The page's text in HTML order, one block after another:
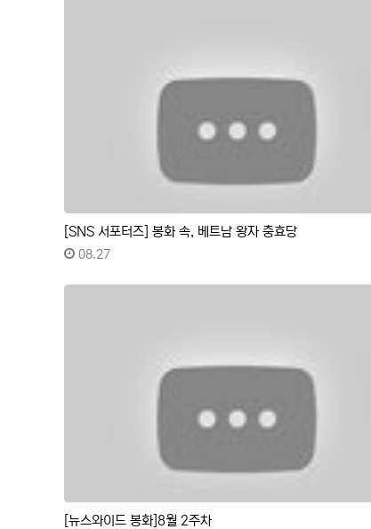
[SNS 서포터즈] 봉화 속, 베트남 왕자 충효당
등록일
08.27
[뉴스와이드 봉화]8월 2주차